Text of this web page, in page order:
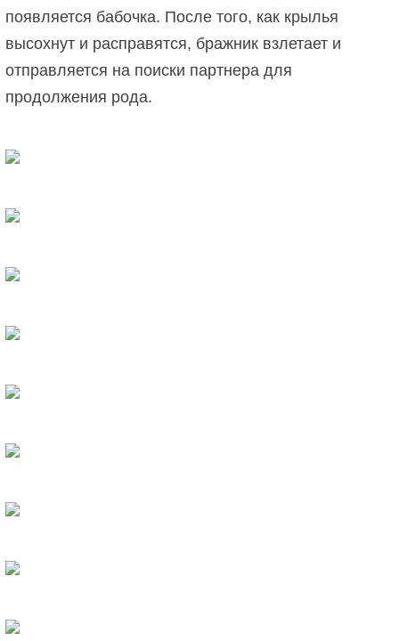
появляется бабочка. После того, как крылья
высохнут и расправятся, бражник взлетает и
отправляется на поиски партнера для
продолжения рода.